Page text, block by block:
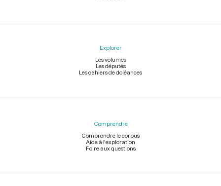
Explorer
Les volumes
Les députés
Les cahiers de doléances
Comprendre
Comprendre le corpus
Aide à l'exploration
Foire aux questions